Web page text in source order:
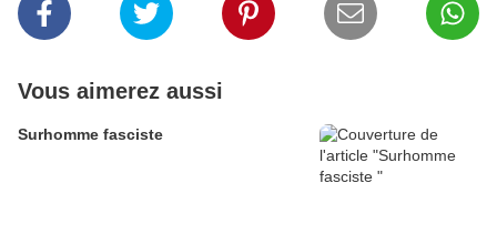
Vous aimerez aussi
Surhomme fasciste